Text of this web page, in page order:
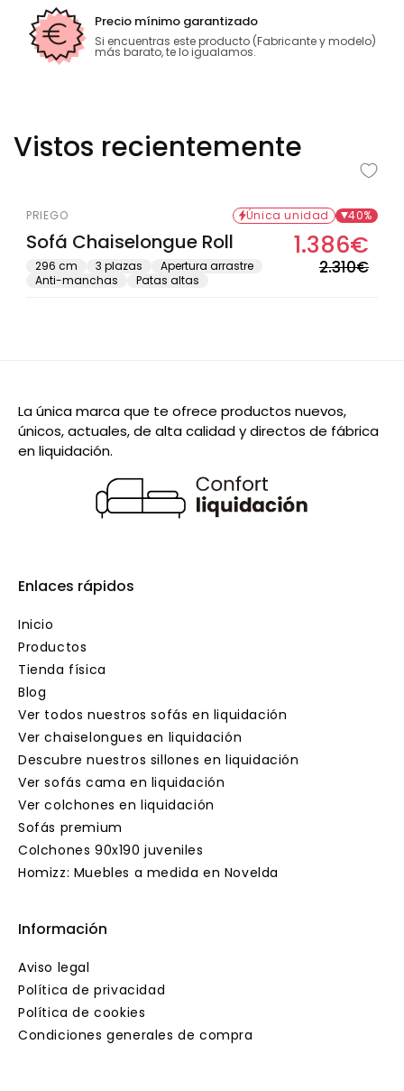
Precio mínimo garantizado
Si encuentras este producto (Fabricante y modelo)
más barato, te lo igualamos.
Vistos recientemente
PRIEGO Única unidad 40%
Sofá Chaiselongue Roll
296 cm 3 plazas
Apertura arrastre
Anti-manchas
Patas altas
2.310€de
1.386€
La única marca que te ofrece productos nuevos,
únicos, actuales, de alta calidad y directos de fábrica
en liquidación.
Enlaces rápidos
Inicio
Productos
Tienda física
Blog
Ver todos nuestros sofás en liquidación
Ver chaiselongues en liquidación
Descubre nuestros sillones en liquidación
Ver sofás cama en liquidación
Ver colchones en liquidación
Sofás premium
Colchones 90x190 juveniles
Homizz: Muebles a medida en Novelda
Información
Aviso legal
Política de privacidad
Política de cookies
Condiciones generales de compra